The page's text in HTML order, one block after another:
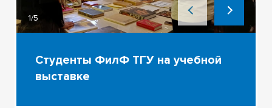
1/5
Студенты ФилФ ТГУ на учебной
выставке